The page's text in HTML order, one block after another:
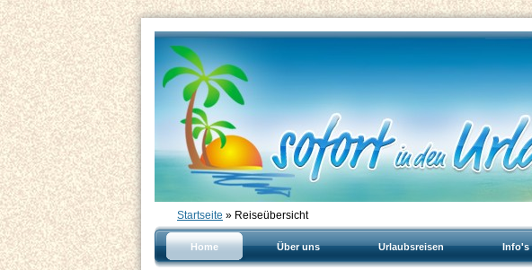
Startseite » Reiseübersicht
Home Über uns Urlaubsreisen Info's